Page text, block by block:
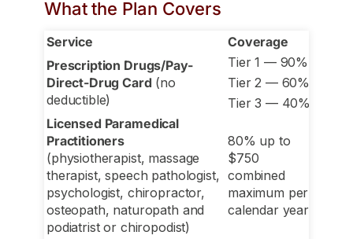
What the Plan Covers
Service
Coverage
Prescription Drugs/Pay-
Direct-Drug Card (no
deductible)
Tier 1 — 90%
Tier 2 — 60%
Tier 3 — 40%
Licensed Paramedical
Practitioners
(physiotherapist, massage
therapist, speech pathologist,
psychologist, chiropractor,
osteopath, naturopath and
podiatrist or chiropodist)
80% up to
$750
combined
maximum per
calendar year